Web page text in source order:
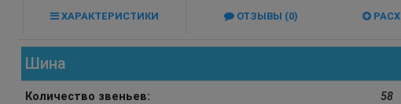
ХАРАКТЕРИСТИКИ ОТЗЫВЫ (0)
Шина
Количество звеньев: 58